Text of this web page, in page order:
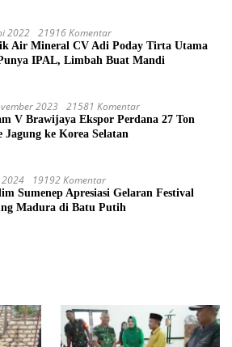
2022 21916 Komentar
Air Mineral CV Adi Poday Tirta Utama
IPAL, Limbah Buat Mandi
2023 21581 Komentar
V Brawijaya Ekspor Perdana 27 Ton
Jagung ke Korea Selatan
2024 19192 Komentar
Sumenep Apresiasi Gelaran Festival
Madura di Batu Putih